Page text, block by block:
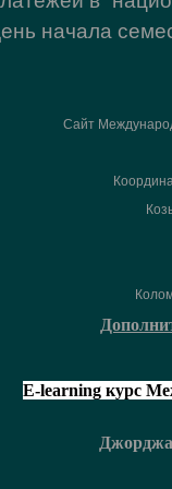
начала
Сайт
E-learning курс